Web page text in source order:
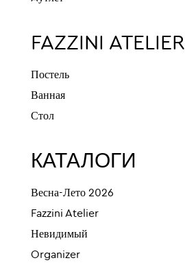
FAZZINI ATELIER
Постель
Ванная
Стол
КАТАЛОГИ
Весна-Лето 2026
Fazzini Atelier
Невидимый
Organizer